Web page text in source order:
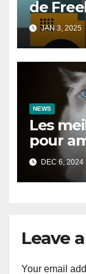
de
des
de
JAN 3, 2025
NEWS
Les
pour
utiliser
DEC 6, 2024
Leave
Your email